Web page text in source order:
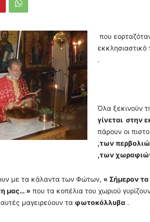
που
.
Όλα ξεκινούν
γίνεται στην
πάρουν οι
,των
,των
με τα κάλαντα των Φώτων, « Σήμερον
μας… » που τα κοπέλια του χωριού
μαγειρεύουν τα φωτοκόλλυβα .